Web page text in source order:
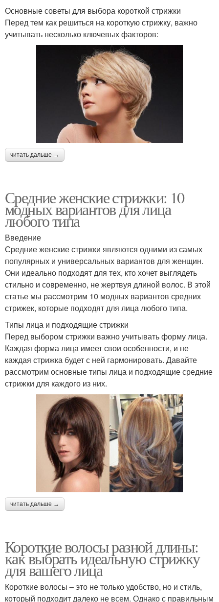
Основные советы для выбора короткой стрижки
Перед тем как решиться на короткую стрижку, важно
учитывать несколько ключевых факторов:
читать дальше →
Средние женские стрижки: 10
модных вариантов для лица
любого типа
Введение
Средние женские стрижки являются одними из самых
популярных и универсальных вариантов для женщин.
Они идеально подходят для тех, кто хочет выглядеть
стильно и современно, не жертвуя длиной волос. В этой
статье мы рассмотрим 10 модных вариантов средних
стрижек, которые подходят для лица любого типа.
Типы лица и подходящие стрижки
Перед выбором стрижки важно учитывать форму лица.
Каждая форма лица имеет свои особенности, и не
каждая стрижка будет с ней гармонировать. Давайте
рассмотрим основные типы лица и подходящие средние
стрижки для каждого из них.
читать дальше →
Короткие волосы разной длины:
как выбрать идеальную стрижку
для вашего лица
Короткие волосы – это не только удобство, но и стиль,
который подходит далеко не всем. Однако с правильным